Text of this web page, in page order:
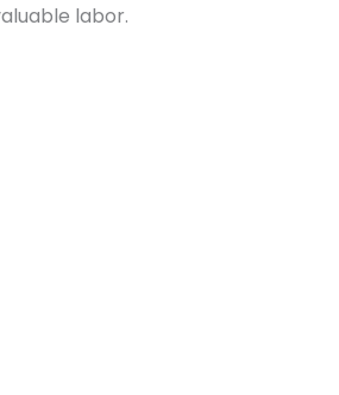
labor.